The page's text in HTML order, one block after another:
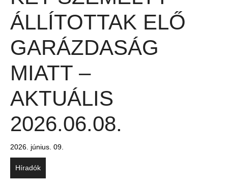
ÁLLÍTOTTAK ELŐ
GARÁZDASÁG
MIATT –
AKTUÁLIS
2026.06.08.
2026. június. 09.
Híradók